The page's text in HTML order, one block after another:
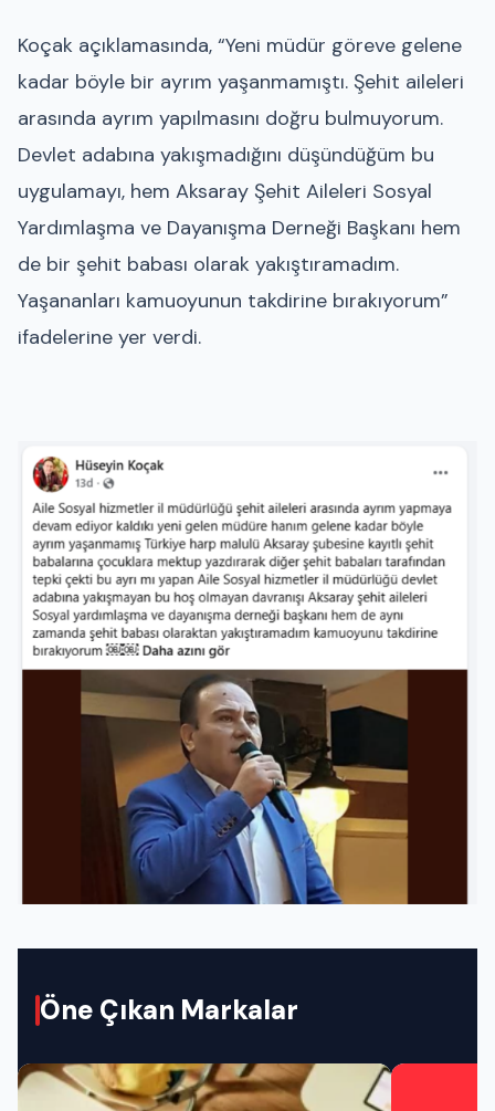
Koçak açıklamasında, “Yeni müdür göreve gelene
kadar böyle bir ayrım yaşanmamıştı. Şehit aileleri
arasında ayrım yapılmasını doğru bulmuyorum.
Devlet adabına yakışmadığını düşündüğüm bu
uygulamayı, hem Aksaray Şehit Aileleri Sosyal
Yardımlaşma ve Dayanışma Derneği Başkanı hem
de bir şehit babası olarak yakıştıramadım.
Yaşananları kamuoyunun takdirine bırakıyorum”
ifadelerine yer verdi.
Öne Çıkan Markalar